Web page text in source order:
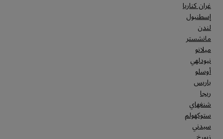
غران كناريا
إسطنبول
لندن
مانشستر
ميلانو
نيودلهي
أوسلو
باريس
ريجا
شنغهاي
ستوكهولم
سيدني
زيورخ